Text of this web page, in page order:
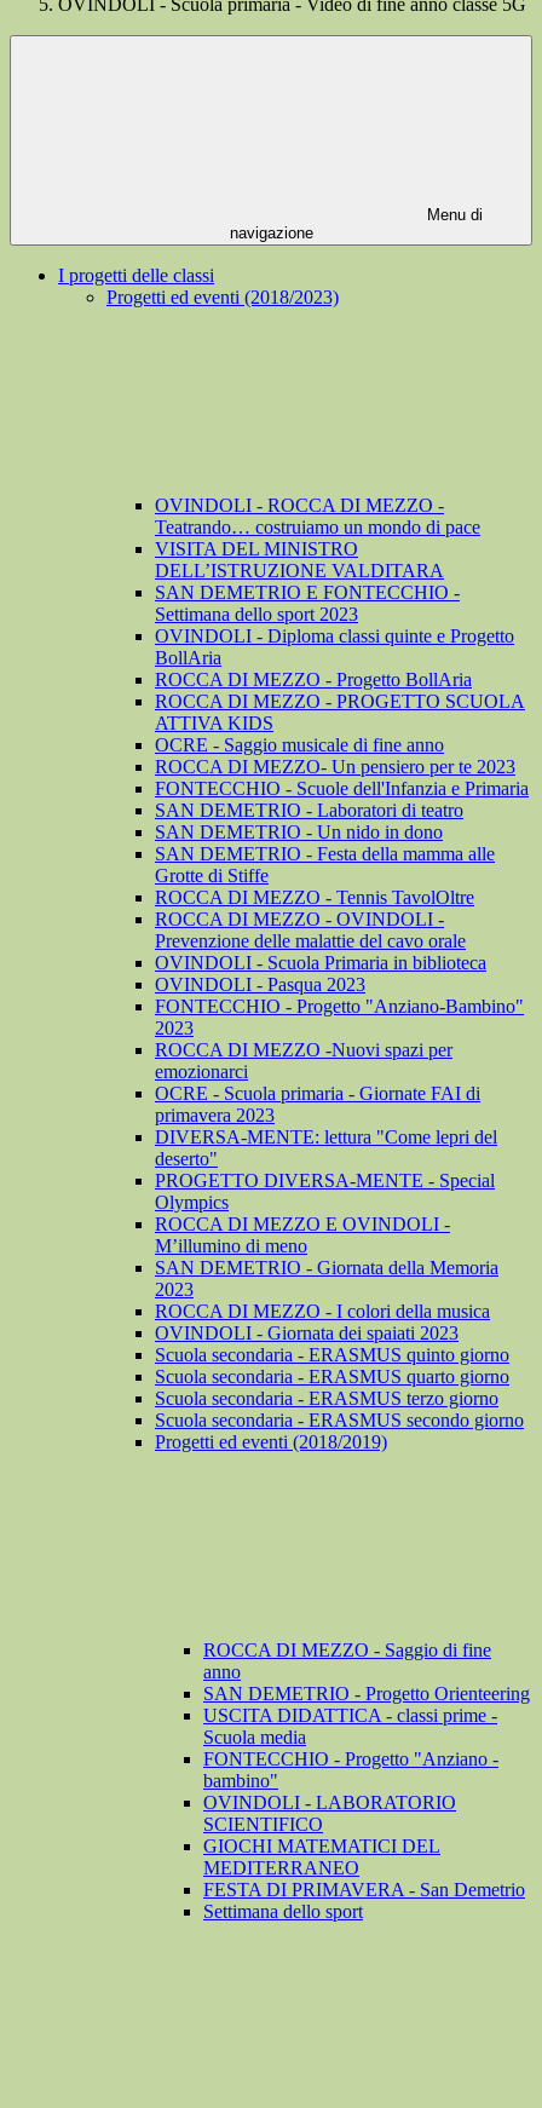
OVINDOLI - Scuola primaria - Video di fine anno classe 5G
Menu di
navigazione
I progetti delle classi
Progetti ed eventi (2018/2023)
OVINDOLI - ROCCA DI MEZZO -
Teatrando… costruiamo un mondo di pace
VISITA DEL MINISTRO
DELL’ISTRUZIONE VALDITARA
SAN DEMETRIO E FONTECCHIO -
Settimana dello sport 2023
OVINDOLI - Diploma classi quinte e Progetto
BollAria
ROCCA DI MEZZO - Progetto BollAria
ROCCA DI MEZZO - PROGETTO SCUOLA
ATTIVA KIDS
OCRE - Saggio musicale di fine anno
ROCCA DI MEZZO- Un pensiero per te 2023
FONTECCHIO - Scuole dell'Infanzia e Primaria
SAN DEMETRIO - Laboratori di teatro
SAN DEMETRIO - Un nido in dono
SAN DEMETRIO - Festa della mamma alle
Grotte di Stiffe
ROCCA DI MEZZO - Tennis TavolOltre
ROCCA DI MEZZO - OVINDOLI -
Prevenzione delle malattie del cavo orale
OVINDOLI - Scuola Primaria in biblioteca
OVINDOLI - Pasqua 2023
FONTECCHIO - Progetto "Anziano-Bambino"
2023
ROCCA DI MEZZO -Nuovi spazi per
emozionarci
OCRE - Scuola primaria - Giornate FAI di
primavera 2023
DIVERSA-MENTE: lettura "Come lepri del
deserto"
PROGETTO DIVERSA-MENTE - Special
Olympics
ROCCA DI MEZZO E OVINDOLI -
M’illumino di meno
SAN DEMETRIO - Giornata della Memoria
2023
ROCCA DI MEZZO - I colori della musica
OVINDOLI - Giornata dei spaiati 2023
Scuola secondaria - ERASMUS quinto giorno
Scuola secondaria - ERASMUS quarto giorno
Scuola secondaria - ERASMUS terzo giorno
Scuola secondaria - ERASMUS secondo giorno
Progetti ed eventi (2018/2019)
ROCCA DI MEZZO - Saggio di fine
anno
SAN DEMETRIO - Progetto Orienteering
USCITA DIDATTICA - classi prime -
Scuola media
FONTECCHIO - Progetto "Anziano -
bambino"
OVINDOLI - LABORATORIO
SCIENTIFICO
GIOCHI MATEMATICI DEL
MEDITERRANEO
FESTA DI PRIMAVERA - San Demetrio
Settimana dello sport